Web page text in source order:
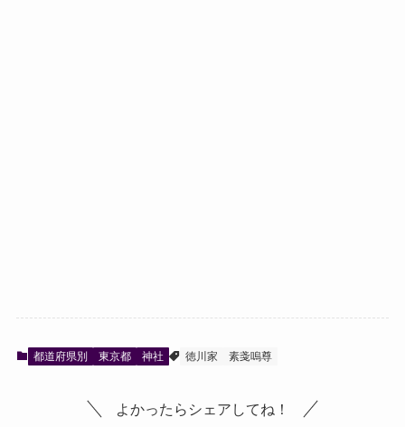
都道府県別 東京都 神社 徳川家 素戔嗚尊
よかったらシェアしてね！